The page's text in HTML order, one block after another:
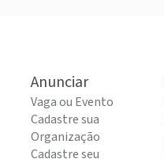
Anunciar
Vaga ou Evento
Cadastre sua
Organização
Cadastre seu